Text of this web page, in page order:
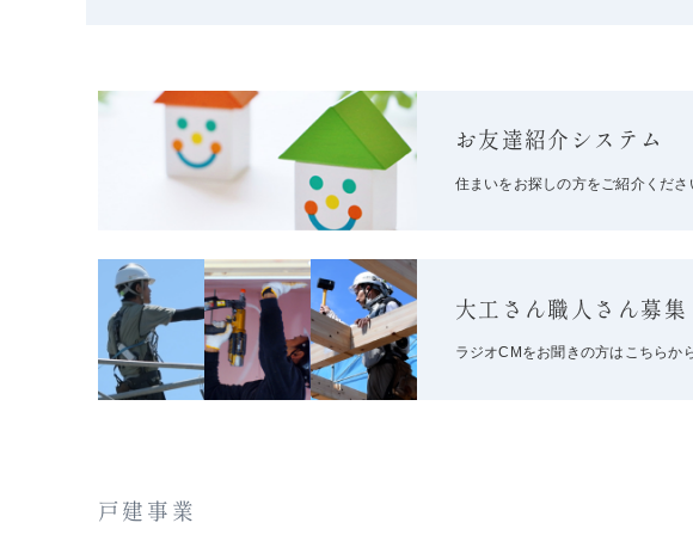
お友達紹介システム
住まいをお探しの方をご紹介くださ
大工さん職人さん募集
ラジオCMをお聞きの方はこちらか
戸建事業